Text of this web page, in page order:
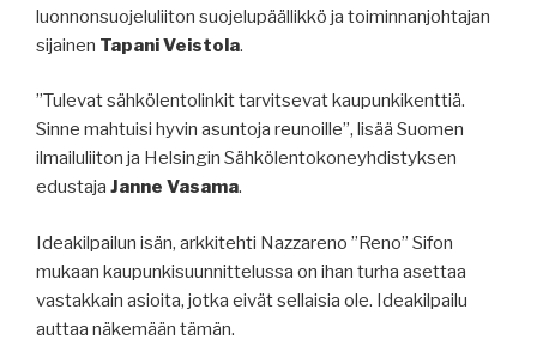
luonnonsuojeluliiton suojelupäällikkö ja toiminnanjohtajan
sijainen Tapani Veistola.
”Tulevat sähkölentolinkit tarvitsevat kaupunkikenttiä.
Sinne mahtuisi hyvin asuntoja reunoille”, lisää Suomen
ilmailuliiton ja Helsingin Sähkölentokoneyhdistyksen
edustaja Janne Vasama.
Ideakilpailun isän, arkkitehti Nazzareno ”Reno” Sifon
mukaan kaupunkisuunnittelussa on ihan turha asettaa
vastakkain asioita, jotka eivät sellaisia ole. Ideakilpailu
auttaa näkemään tämän.